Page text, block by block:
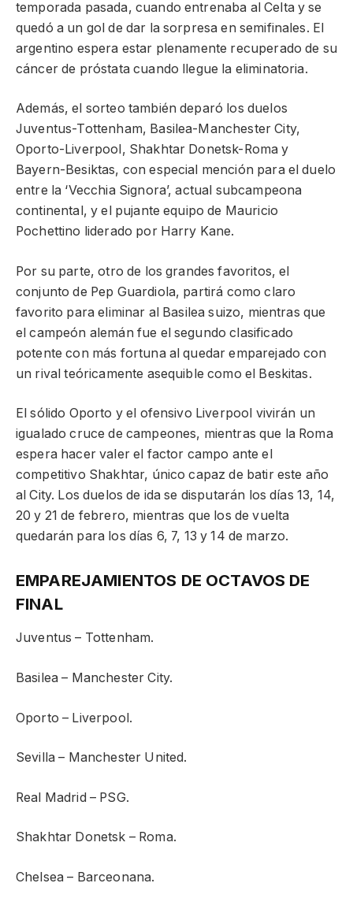
temporada pasada, cuando entrenaba al Celta y se
quedó a un gol de dar la sorpresa en semifinales. El
argentino espera estar plenamente recuperado de su
cáncer de próstata cuando llegue la eliminatoria.
Además, el sorteo también deparó los duelos
Juventus-Tottenham, Basilea-Manchester City,
Oporto-Liverpool, Shakhtar Donetsk-Roma y
Bayern-Besiktas, con especial mención para el duelo
entre la ‘Vecchia Signora’, actual subcampeona
continental, y el pujante equipo de Mauricio
Pochettino liderado por Harry Kane.
Por su parte, otro de los grandes favoritos, el
conjunto de Pep Guardiola, partirá como claro
favorito para eliminar al Basilea suizo, mientras que
el campeón alemán fue el segundo clasificado
potente con más fortuna al quedar emparejado con
un rival teóricamente asequible como el Beskitas.
El sólido Oporto y el ofensivo Liverpool vivirán un
igualado cruce de campeones, mientras que la Roma
espera hacer valer el factor campo ante el
competitivo Shakhtar, único capaz de batir este año
al City. Los duelos de ida se disputarán los días 13, 14,
20 y 21 de febrero, mientras que los de vuelta
quedarán para los días 6, 7, 13 y 14 de marzo.
EMPAREJAMIENTOS DE OCTAVOS DE
FINAL
Juventus – Tottenham.
Basilea – Manchester City.
Oporto – Liverpool.
Sevilla – Manchester United.
Real Madrid – PSG.
Shakhtar Donetsk – Roma.
Chelsea – Barceonana.